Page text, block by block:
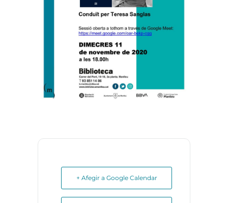
+ Afegir a Google Calendar